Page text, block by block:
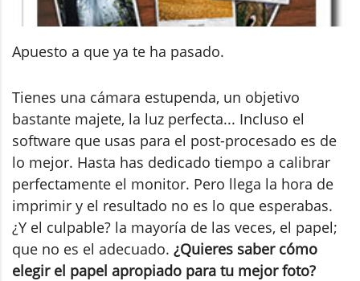
Apuesto a que ya te ha pasado.
Tienes una cámara estupenda, un objetivo
bastante majete, la luz perfecta... Incluso el
software que usas para el post-procesado es de
lo mejor. Hasta has dedicado tiempo a calibrar
perfectamente el monitor. Pero llega la hora de
imprimir y el resultado no es lo que esperabas.
¿Y el culpable? la mayoría de las veces, el papel;
que no es el adecuado. ¿Quieres saber cómo
elegir el papel apropiado para tu mejor foto?